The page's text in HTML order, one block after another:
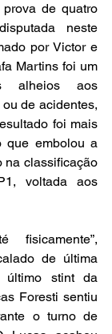
de quatro
neste
por Victor e
Martins foi um
alheios aos
de acidentes,
foi mais
que embolou a
na classificação
voltada aos
de última
último stint da
Foresti sentiu
o turno de